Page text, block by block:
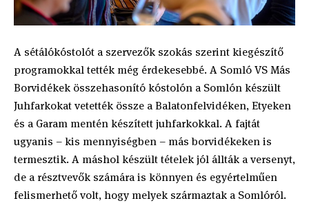
A sétálókóstolót a szervezők szokás szerint kiegészítő
programokkal tették még érdekesebbé. A Somló VS Más
Borvidékek összehasonító kóstolón a Somlón készült
Juhfarkokat vetették össze a Balatonfelvidéken, Etyeken
és a Garam mentén készített juhfarkokkal. A fajtát
ugyanis – kis mennyiségben – más borvidékeken is
termesztik. A máshol készült tételek jól állták a versenyt,
de a résztvevők számára is könnyen és egyértelműen
felismerhető volt, hogy melyek származtak a Somlóról.